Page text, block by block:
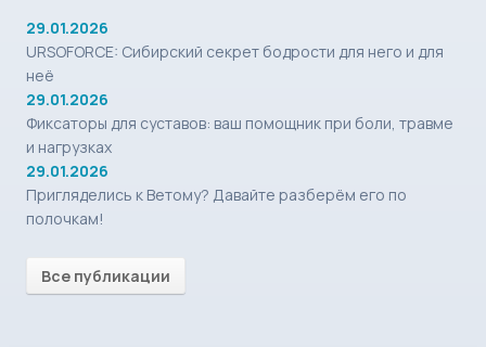
29.01.2026
URSOFORCE: Сибирский секрет бодрости для него и для
неё
29.01.2026
Фиксаторы для суставов: ваш помощник при боли, травме
и нагрузках
29.01.2026
Пригляделись к Ветому? Давайте разберём его по
полочкам!
Все публикации